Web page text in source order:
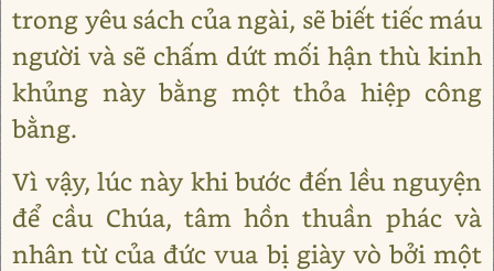
trong yêu sách của ngài, sẽ biết tiếc máu
người và sẽ chấm dứt mối hận thù kinh
khủng này bằng một thỏa hiệp công
bằng.
Vì vậy, lúc này khi bước đến lều nguyện
để cầu Chúa, tâm hồn thuần phác và
nhân từ của đức vua bị giày vò bởi một